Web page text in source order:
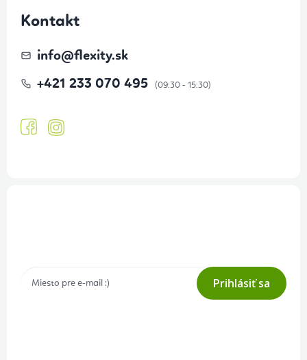
Kontakt
info@flexity.sk
+421 233 070 495
Prihlásiť sa